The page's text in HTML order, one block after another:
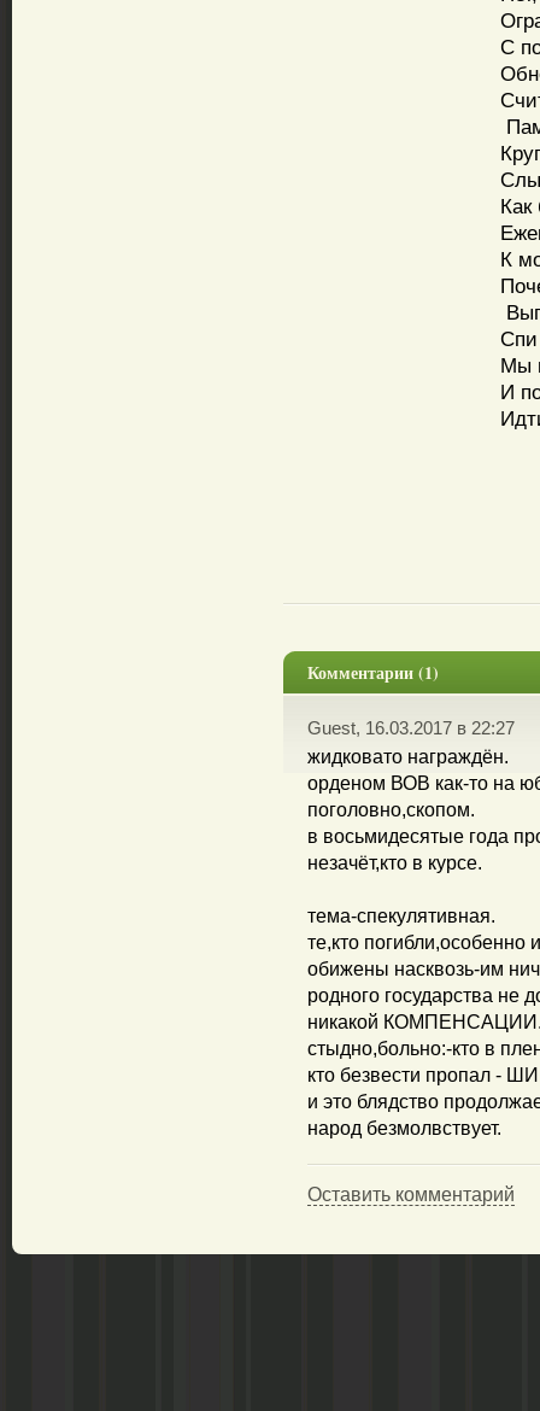
С
Как
К
Спи
Мы
И
Комментарии (1)
Guest, 16.03.2017 в 22:27
жидковато награждён.
орденом ВОВ как-то на
поголовно,скопом.
в восьмидесятые года
незачёт,кто в курсе.
тема-спекулятивная.
те,кто
обижены насквозь-им
родного государства не
никакой
стыдно,больно:-кто в
кто безвести пропал -
и это блядство
народ безмолвствует.
Оставить комментарий